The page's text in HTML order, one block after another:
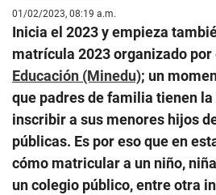
01/02/2023, 08:19 a.m.
Inicia el 2023 y empieza
matrícula 2023 organizado por
Educación (Minedu); un
que padres de familia tienen
inscribir a sus menores hijos
públicas. Es por eso que en
cómo matricular a un niño,
un colegio público, entre otra